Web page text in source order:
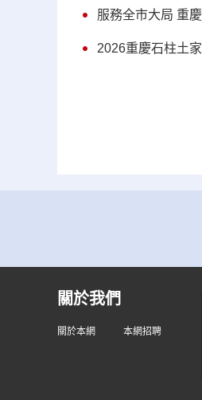
服務全市大局 重
2026重慶石柱土
關於我們
關於本網 本網招聘